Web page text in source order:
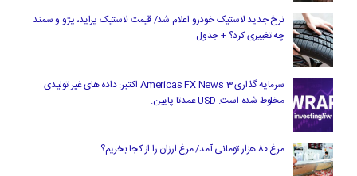
نرخ جدید لاستیک خودرو اعلام شد/ قیمت لاستیک پراید، پژو و سمند
چه تغییری کرد؟ + جدول
سرمایه گذاری Americas FX News 3 اکتبر: داده های غیر تولیدی
مخلوط شده است. USD عمدتا پایین.
مرغ ۸۰ هزار تومانی آمد/ مرغ ارزان را از کجا بخریم؟